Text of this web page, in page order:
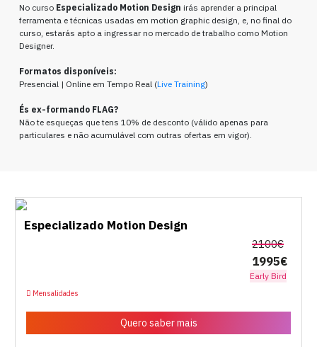
No curso Especializado Motion Design irás aprender a principal
ferramenta e técnicas usadas em motion graphic design, e, no final do
curso, estarás apto a ingressar no mercado de trabalho como Motion
Designer.
Formatos disponíveis:
Presencial | Online em Tempo Real (Live Training)
És ex-formando FLAG?
Não te esqueças que tens 10% de desconto (válido apenas para
particulares e não acumulável com outras ofertas em vigor).
Especializado Motion Design
2100€
1995€
Early Bird
Mensalidades
Quero saber mais